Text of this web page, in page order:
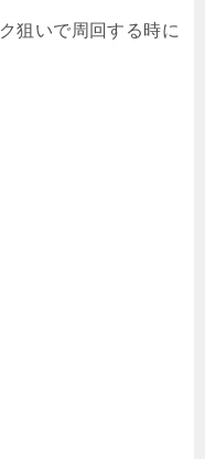
狙いで周回する時に